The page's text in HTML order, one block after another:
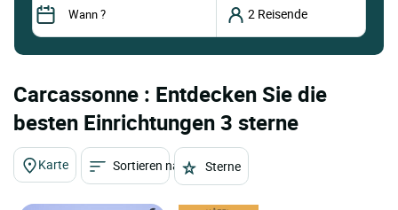
Carcassonne : Entdecken Sie die
besten Einrichtungen 3 sterne
Karte Sortieren nach Sterne